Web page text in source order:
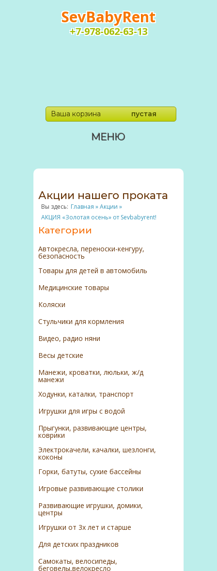
SevBabyRent
+7-978-062-63-13
Ваша корзина пустая
МЕНЮ
Акции нашего проката
Вы здесь: Главная »Акции »
АКЦИЯ «Золотая осень» от Sevbabyrent!
Категории
Автокресла, переноски-кенгуру,
безопасность
Товары для детей в автомобиль
Медицинские товары
Коляски
Стульчики для кормления
Видео, радио няни
Весы детские
Манежи, кроватки, люльки, ж/д
манежи
Ходунки, каталки, транспорт
Игрушки для игры с водой
Прыгунки, развивающие центры,
коврики
Электрокачели, качалки, шезлонги,
коконы
Горки, батуты, сухие бассейны
Игровые развивающие столики
Развивающие игрушки, домики,
центры
Игрушки от 3х лет и старше
Для детских праздников
Самокаты, велосипеды,
беговелы,велокресло